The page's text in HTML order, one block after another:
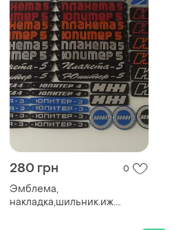
280 грн 0
Эмблема,
накладка,шильник.иж.